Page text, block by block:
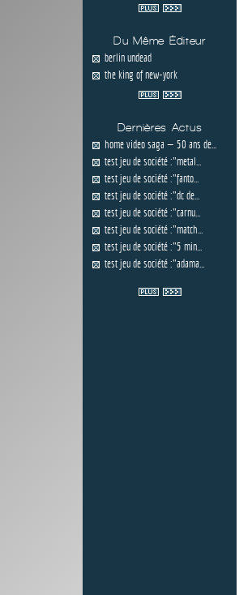
Du Même Éditeur
berlin undead
the king of new-york
Dernières Actus
home video saga — 50 ans de...
test jeu de société :"metal...
test jeu de société :"fanto...
test jeu de société :"dc de...
test jeu de société :"carnu...
test jeu de société :"match...
test jeu de société :"5 min...
test jeu de société :"adama...